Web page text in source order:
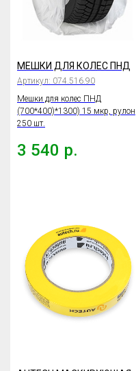
МЕШКИ ДЛЯ КОЛЕС ПНД
Артикул: 074.516.90
Мешки для колес ПНД
(700*400)*1300) 15 мкр, рулон
250 шт.
3 540 р.